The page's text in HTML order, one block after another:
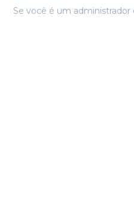
Se você é um administrador